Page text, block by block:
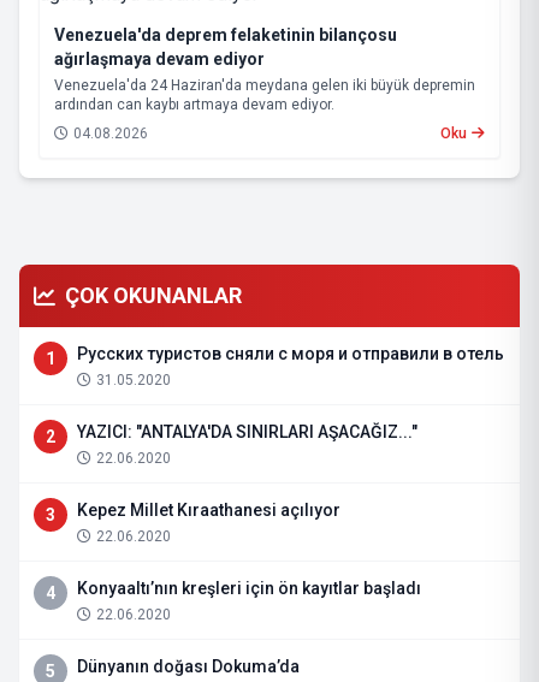
Venezuela'da deprem felaketinin bilançosu
ağırlaşmaya devam ediyor
Venezuela'da 24 Haziran'da meydana gelen iki büyük depremin
ardından can kaybı artmaya devam ediyor.
04.08.2026
Oku
ÇOK OKUNANLAR
1 Русских туристов сняли с моря и отправили в отель
31.05.2020
2 YAZICI: "ANTALYA'DA SINIRLARI AŞACAĞIZ..."
22.06.2020
3 Kepez Millet Kıraathanesi açılıyor
22.06.2020
4 Konyaaltı’nın kreşleri için ön kayıtlar başladı
22.06.2020
5 Dünyanın doğası Dokuma’da